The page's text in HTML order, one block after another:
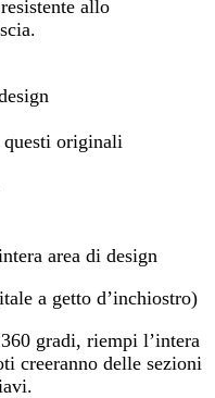
allo
originali
area di design
a getto d’inchiostro)
gradi, riempi l’intera
creeranno delle sezioni